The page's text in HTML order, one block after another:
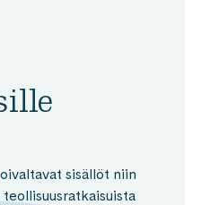
sisällöt niin